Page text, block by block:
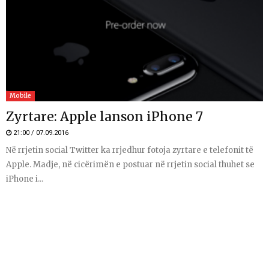
Mobile
Zyrtare: Apple lanson iPhone 7
21:00 / 07.09.2016
Në rrjetin social Twitter ka rrjedhur fotoja zyrtare e telefonit të
Apple. Madje, në cicërimën e postuar në rrjetin social thuhet se
iPhone i...